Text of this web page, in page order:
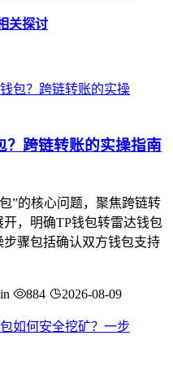
关探讨
？跨链转账的实操指南
”的核心问题，聚焦跨链转
，明确TP钱包转雷达钱包
骤包括确认双方钱包支持
884 2026-08-09